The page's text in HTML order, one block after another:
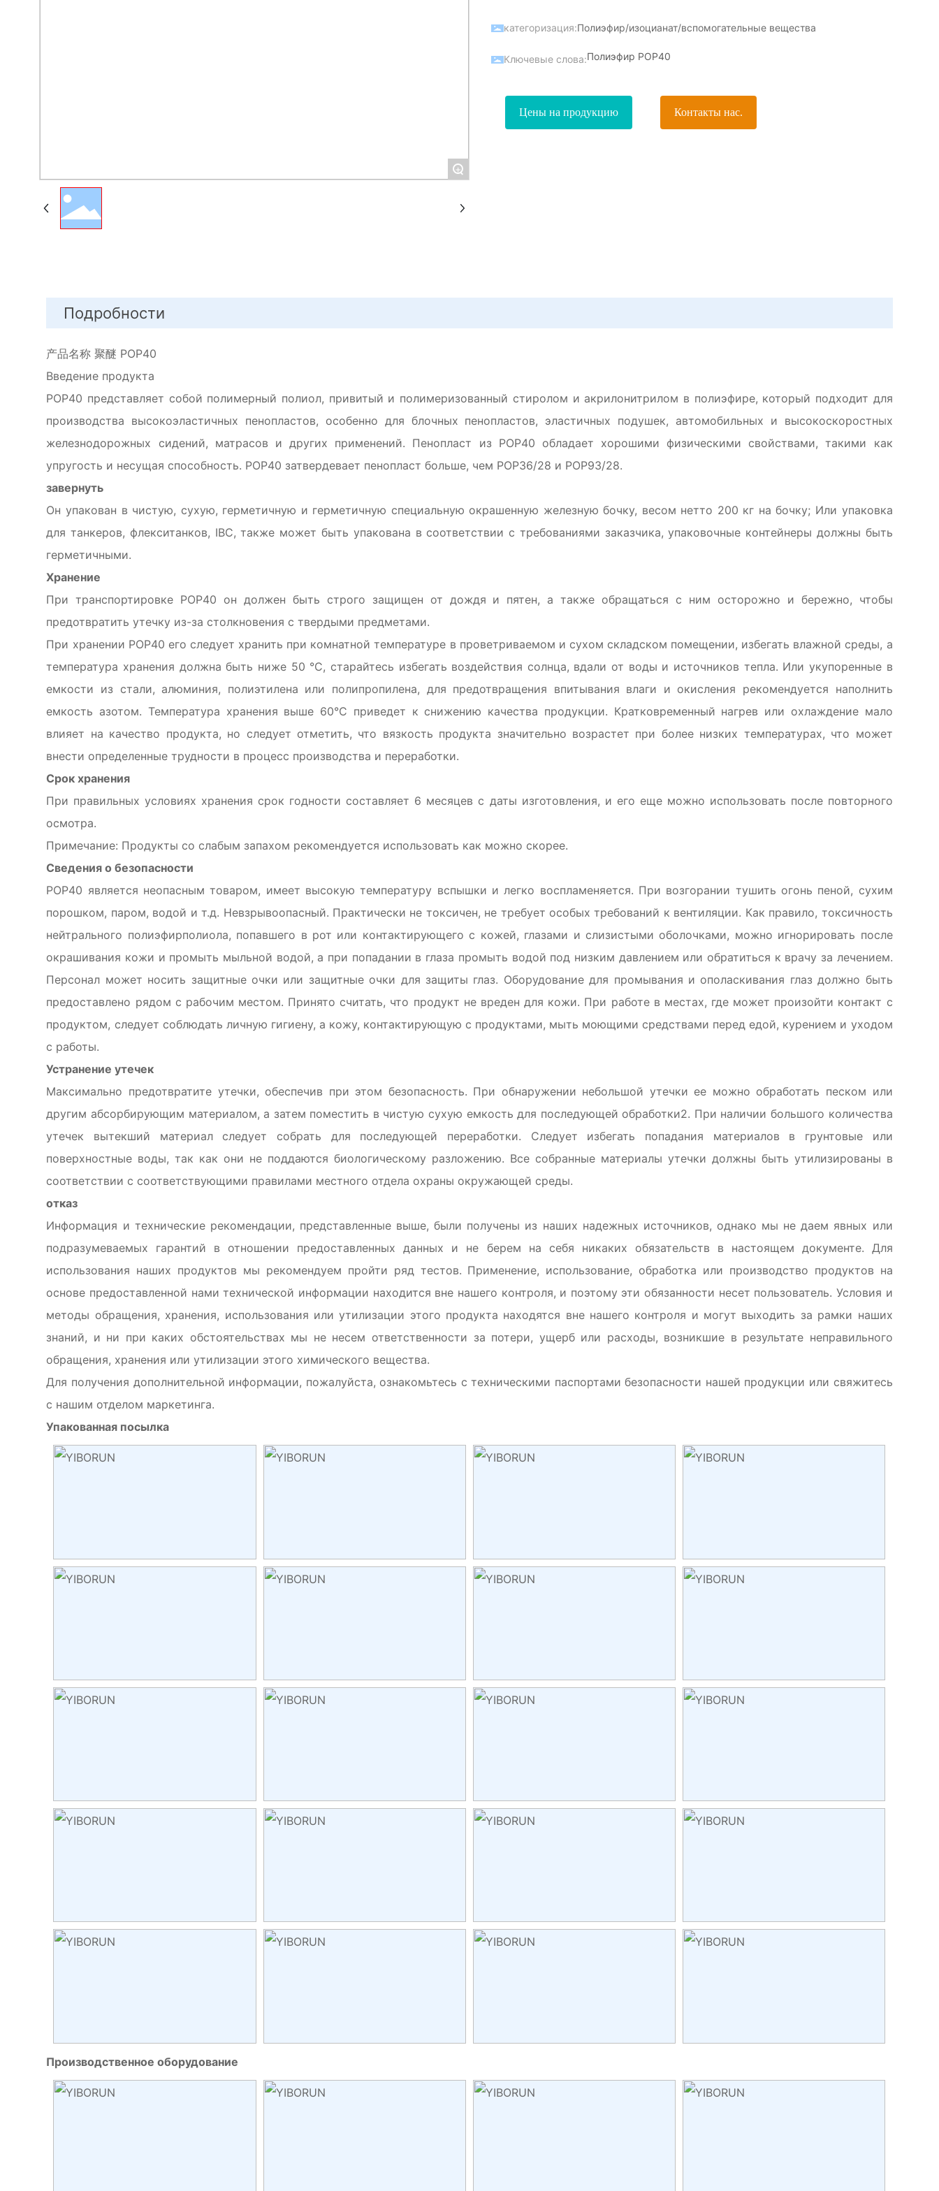
+
категоризация:Полиэфир/изоцианат/вспомогательные вещества
Ключевые слова:Полиэфир POP40
Цены на продукцию Контакты нас.
Подробности
产品名称 聚醚 POP40
Введение продукта
POP40 представляет собой полимерный полиол, привитый и полимеризованный стиролом и акрилонитрилом в полиэфире, который подходит для
производства высокоэластичных пенопластов, особенно для блочных пенопластов, эластичных подушек, автомобильных и высокоскоростных
железнодорожных сидений, матрасов и других применений. Пенопласт из POP40 обладает хорошими физическими свойствами, такими как
упругость и несущая способность. POP40 затвердевает пенопласт больше, чем POP36/28 и POP93/28.
завернуть
Он упакован в чистую, сухую, герметичную и герметичную специальную окрашенную железную бочку, весом нетто 200 кг на бочку; Или упаковка
для танкеров, флекситанков, IBC, также может быть упакована в соответствии с требованиями заказчика, упаковочные контейнеры должны быть
герметичными.
Хранение
При транспортировке POP40 он должен быть строго защищен от дождя и пятен, а также обращаться с ним осторожно и бережно, чтобы
предотвратить утечку из-за столкновения с твердыми предметами.
При хранении POP40 его следует хранить при комнатной температуре в проветриваемом и сухом складском помещении, избегать влажной среды, а
температура хранения должна быть ниже 50 °C, старайтесь избегать воздействия солнца, вдали от воды и источников тепла. Или укупоренные в
емкости из стали, алюминия, полиэтилена или полипропилена, для предотвращения впитывания влаги и окисления рекомендуется наполнить
емкость азотом. Температура хранения выше 60°C приведет к снижению качества продукции. Кратковременный нагрев или охлаждение мало
влияет на качество продукта, но следует отметить, что вязкость продукта значительно возрастет при более низких температурах, что может
внести определенные трудности в процесс производства и переработки.
Срок хранения
При правильных условиях хранения срок годности составляет 6 месяцев с даты изготовления, и его еще можно использовать после повторного
осмотра.
Примечание: Продукты со слабым запахом рекомендуется использовать как можно скорее.
Сведения о безопасности
POP40 является неопасным товаром, имеет высокую температуру вспышки и легко воспламеняется. При возгорании тушить огонь пеной, сухим
порошком, паром, водой и т.д. Невзрывоопасный. Практически не токсичен, не требует особых требований к вентиляции. Как правило, токсичность
нейтрального полиэфирполиола, попавшего в рот или контактирующего с кожей, глазами и слизистыми оболочками, можно игнорировать после
окрашивания кожи и промыть мыльной водой, а при попадании в глаза промыть водой под низким давлением или обратиться к врачу за лечением.
Персонал может носить защитные очки или защитные очки для защиты глаз. Оборудование для промывания и ополаскивания глаз должно быть
предоставлено рядом с рабочим местом. Принято считать, что продукт не вреден для кожи. При работе в местах, где может произойти контакт с
продуктом, следует соблюдать личную гигиену, а кожу, контактирующую с продуктами, мыть моющими средствами перед едой, курением и уходом
с работы.
Устранение утечек
Максимально предотвратите утечки, обеспечив при этом безопасность. При обнаружении небольшой утечки ее можно обработать песком или
другим абсорбирующим материалом, а затем поместить в чистую сухую емкость для последующей обработки2. При наличии большого количества
утечек вытекший материал следует собрать для последующей переработки. Следует избегать попадания материалов в грунтовые или
поверхностные воды, так как они не поддаются биологическому разложению. Все собранные материалы утечки должны быть утилизированы в
соответствии с соответствующими правилами местного отдела охраны окружающей среды.
отказ
Информация и технические рекомендации, представленные выше, были получены из наших надежных источников, однако мы не даем явных или
подразумеваемых гарантий в отношении предоставленных данных и не берем на себя никаких обязательств в настоящем документе. Для
использования наших продуктов мы рекомендуем пройти ряд тестов. Применение, использование, обработка или производство продуктов на
основе предоставленной нами технической информации находится вне нашего контроля, и поэтому эти обязанности несет пользователь. Условия и
методы обращения, хранения, использования или утилизации этого продукта находятся вне нашего контроля и могут выходить за рамки наших
знаний, и ни при каких обстоятельствах мы не несем ответственности за потери, ущерб или расходы, возникшие в результате неправильного
обращения, хранения или утилизации этого химического вещества.
Для получения дополнительной информации, пожалуйста, ознакомьтесь с техническими паспортами безопасности нашей продукции или свяжитесь
с нашим отделом маркетинга.
Упакованная посылка
Производственное оборудование